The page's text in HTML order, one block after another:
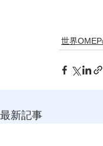
世界
最新記事